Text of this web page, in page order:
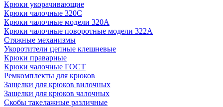
Крюки укорачивающие
Крюки чалочные 320C
Крюки чалочные модели 320А
Крюки чалочные поворотные модели 322А
Стяжные механизмы
Укоротители цепные клешневые
Крюки праварные
Крюки чалочные ГОСТ
Ремкомплекты для крюков
Защелки для крюков вилочных
Защелки для крюков чалочных
Скобы такелажные различные